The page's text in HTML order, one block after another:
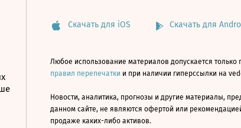
Скачать для iOS Скачать для
Любое использование материалов допускается только
правил перепечатки и при наличии гиперссылки на
Новости, аналитика, прогнозы и другие материалы,
данном сайте, не являются офертой или
продаже каких-либо активов.